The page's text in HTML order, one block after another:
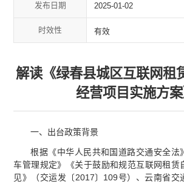
发布日期 2025-01-02
时效性 有效
解读《绿春县城区互联网租
经营项目实施方案
一、出台政策背景
根据《中华人民共和国道路交通安全法
车管理规定》《关于鼓励和规范互联网租赁
见》（交运发〔2017〕109号）、云南省交